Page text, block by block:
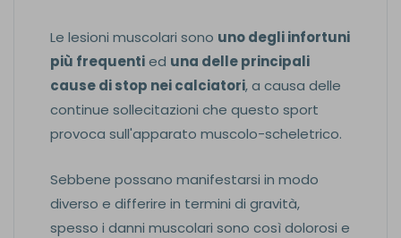
Le lesioni muscolari sono uno degli infortuni
più frequentied una delle principali
cause di stop nei calciatori, a causa delle
continue sollecitazioni che questo sport
provoca sull'apparato muscolo-scheletrico.
Sebbene possano manifestarsi in modo
diverso e differire in termini di gravità,
spesso i danni muscolari sono così dolorosi e